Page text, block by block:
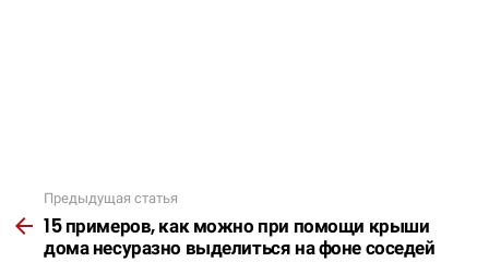
Подробнее
Предыдущая статья
15 примеров, как можно при помощи крыши
дома несуразно выделиться на фоне соседей